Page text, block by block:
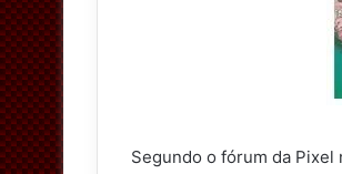
Segundo o fórum da